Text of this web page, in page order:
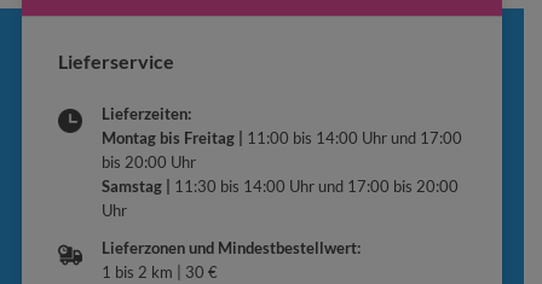
Die
können
Produktseite
Lieferservice
Lieferzeiten:
Montag bis Freitag |
11:00 bis 14:00 Uhr und 17:00
bis 20:00 Uhr
Samstag |
11:30 bis 14:00 Uhr und 17:00 bis 20:00
Uhr
Lieferzonen und Mindestbestellwert:
1 bis 2 km | 30 €